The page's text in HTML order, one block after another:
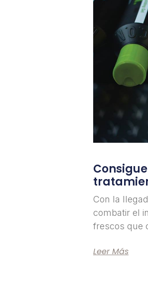
Con la
combatir el
frescos que
Leer Más